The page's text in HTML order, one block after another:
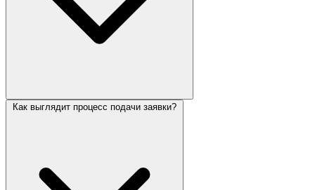
Как выглядит процесс подачи заявки?